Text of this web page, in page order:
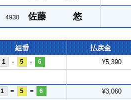
4930 佐藤 悠
組番 払戻金
1 - 5 - 6 ¥5,390
1 = 5 = 6 ¥3,060